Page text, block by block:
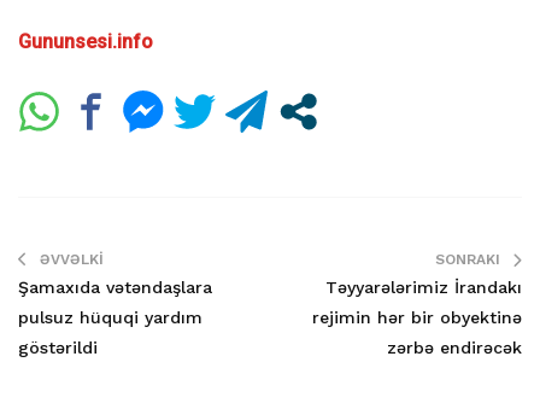
Gununsesi.info
ƏVVƏLKI
Şamaxıda vətəndaşlara
pulsuz hüquqi yardım
göstərildi
SONRAKI
Təyyarələrimiz İrandakı
rejimin hər bir obyektinə
zərbə endirəcək